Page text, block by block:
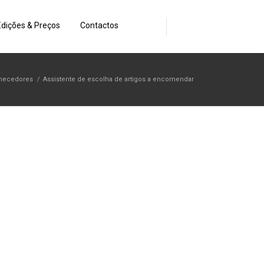
& Preços Contactos
/ Assistente de escolha de artigos a encomendar